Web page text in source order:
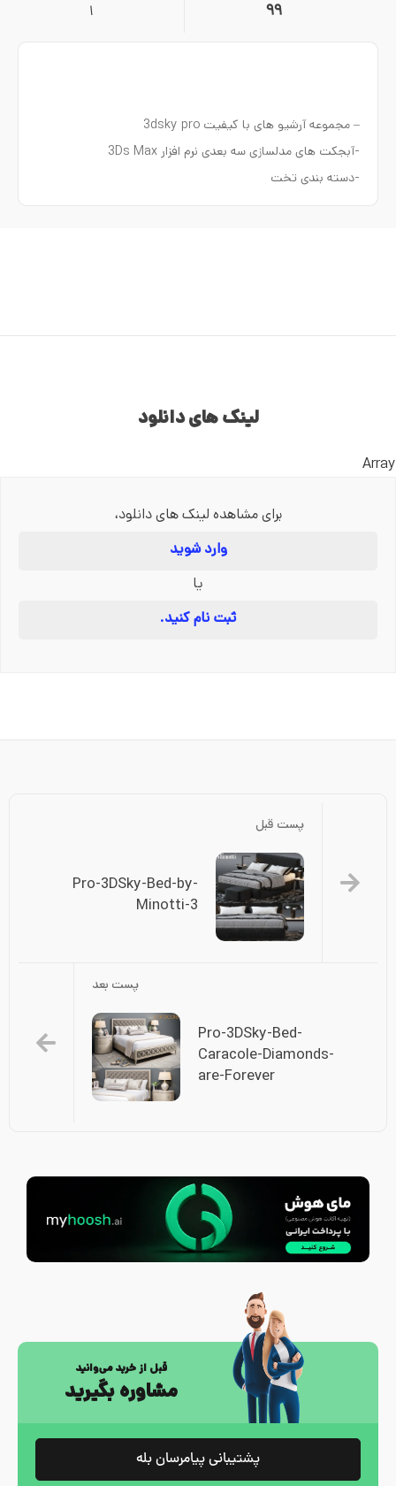
99
1
– مجموعه آرشیو های با کیفیت 3dsky pro
-آبجکت های مدلسازی سه بعدی نرم افزار 3Ds Max
-دسته بندی تخت
لینک های دانلود
Array
برای مشاهده لینک های دانلود،
وارد شوید
یا
ثبت نام کنید.
پست قبل
Pro-3DSky-Bed-by-
Minotti-3
پست بعد
Pro-3DSky-Bed-
Caracole-Diamonds-
are-Forever
قبل از خرید می‌وانید
مشاوره بگیرید
پشتیبانی پیامرسان بله